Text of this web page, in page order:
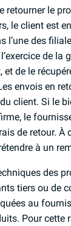
retourner le
le client est
l’une des
de la
de le
envois en
client. Si le
le
de retour. À
à un
des
tiers ou de
au
Pour cette